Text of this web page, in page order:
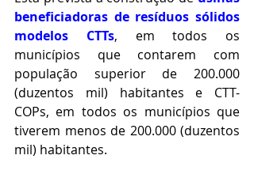
beneficiadoras de resíduos sólidos
modelos CTTs, em todos os
municípios que contarem com
população superior de 200.000
(duzentos mil) habitantes e CTT-
COPs, em todos os municípios que
tiverem menos de 200.000 (duzentos
mil) habitantes.